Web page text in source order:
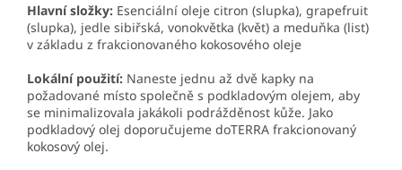
Hlavní složky: Esenciální oleje citron (slupka), grapefruit
(slupka), jedle sibiřská, vonokvětka (květ) a meduňka (list)
v základu z frakcionovaného kokosového oleje
Lokální použití: Naneste jednu až dvě kapky na
požadované místo společně s podkladovým olejem, aby
se minimalizovala jakákoli podrážděnost kůže. Jako
podkladový olej doporučujeme doTERRA frakcionovaný
kokosový olej.